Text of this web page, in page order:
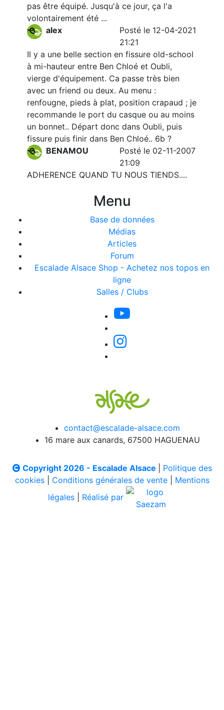
pas être équipé. Jusqu'à ce jour, ça l'a
volontairement été ...
alex
Posté le 12-04-2021
21:21
Il y a une belle section en fissure old-school
à mi-hauteur entre Ben Chloé et Oubli,
vierge d'équipement. Ca passe très bien
avec un friend ou deux. Au menu :
renfougne, pieds à plat, position crapaud ; je
recommande le port du casque ou au moins
un bonnet.. Départ donc dans Oubli, puis
fissure puis finir dans Ben Chloé.. 6b ?
BENAMOU
Posté le 02-11-2007
21:09
ADHERENCE QUAND TU NOUS TIENDS....
Menu
Base de données
Médias
Articles
Forum
Escalade Alsace Shop - Achetez nos topos en
ligne
Salles / Clubs
contact@escalade-alsace.com
16 mare aux canards, 67500 HAGUENAU
Copyright 2026 - Escalade Alsace
Politique des
cookies| Conditions générales de vente| Mentions
légales
Réalisé par